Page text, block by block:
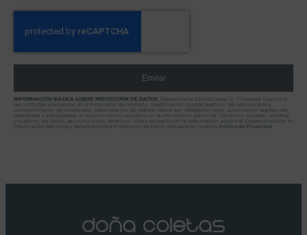
Enviar
INFORMACIÓN BÁSICA SOBRE PROTECCIÓN DE DATOS
: Responsable: DoñaColetas SL. Finalidad: Gestionar
las consultas planteadas en el formulario de contacto. Legitimación: Interés legítimo del responsable y
consentimiento del interesado. Destinatarios: Se cederán datos por obligación legal, autorización expresa del
interesado o para prestar un servicio como se explica en la información adicional. Derechos: Acceder, rectificar
y suprimir los datos, así como otros derechos, como se explica en la información adicional. Puede consultar la
información adicional y detallada sobre Protección de Datos expuesta en nuestra Política de Privacidad